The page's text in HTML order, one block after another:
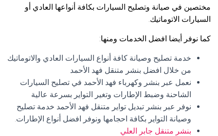
مختصين في صيانة وتصليح السيارات بكافة أنواعها العادي أو
السيارات الاتوماتيك.
كما نوفر أيضا افضل الخدمات ومنها:
خدمة تصليح وصيانة كافة أنواع السيارات العادي والاتوماتيك
من خلال افضل بنشر متنقل فهد الأحمد
نعمل عبر بنشر وكهرباء فهد الأحمد في تصليح السيارات
الشاحنة وضبط الإطارات وتغير التواير بسرعة عالية
نوفر عبر بنشر تبديل تواير متنقل فهد الأحمد خدمة تصليح
وصيانة التواير بكافة احجامها ونوفر افضل أنواع الإطارات.
بنشر متنقل جابر العلي